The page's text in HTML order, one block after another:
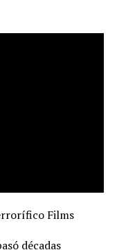
Films
décadas